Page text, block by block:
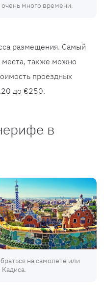
много времени.
размещения. Самый
места, также можно
проездных
до €250.
в
на самолете или